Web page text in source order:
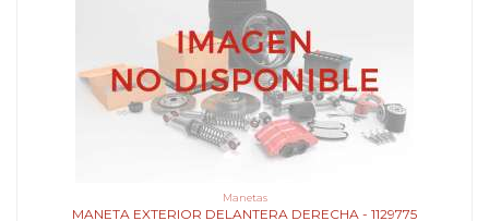
Manetas
MANETA EXTERIOR DELANTERA DERECHA - 1129775